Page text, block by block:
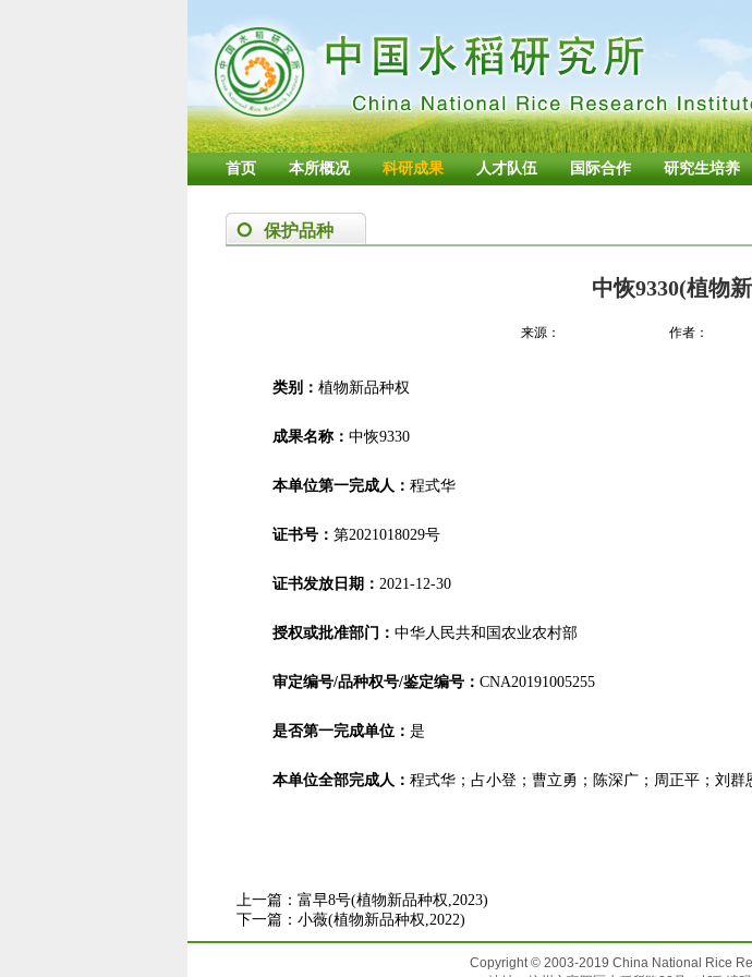
首页 本所概况 科研成果 人才队伍 国际合作 研究生培养
保护品种
中恢9330(植物
来源： 作者：
类别： 植物新品种权
成果名称： 中恢9330
本单位第一完成人： 程式华
证书号： 第2021018029号
证书发放日期： 2021-12-30
授权或批准部门： 中华人民共和国农业农村部
审定编号/品种权号/鉴定编号： CNA20191005255
是否第一完成单位： 是
本单位全部完成人： 程式华；占小登；曹立勇；陈深广；周正平；刘群
上一篇： 富早8号(植物新品种权,2023)
下一篇： 小薇(植物新品种权,2022)
Copyright © 2003-2019 China National Rice